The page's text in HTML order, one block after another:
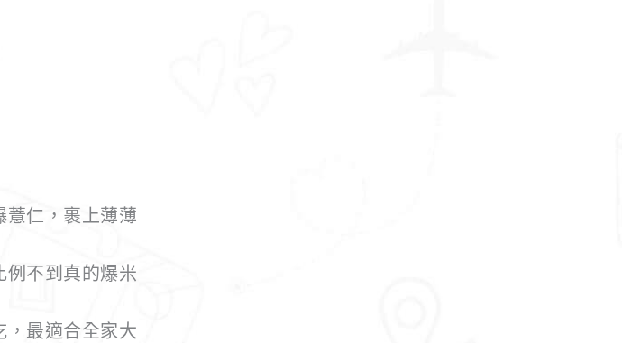
薏仁，裹上薄薄
例不到真的爆米
，最適合全家大